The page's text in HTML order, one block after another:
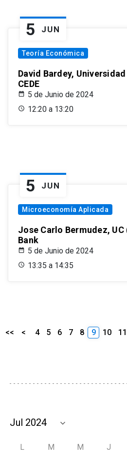
5 JUN
Teoría Económica
David Bardey,
CEDE
5 de Junio de 2024
12:20 a 13:20
5 JUN
Microeconomía Aplicada
Jose Carlo Bermudez, UC
Bank
5 de Junio de 2024
13:35 a 14:35
<< < 4 5 6 7 8 9 10 11
L M M J